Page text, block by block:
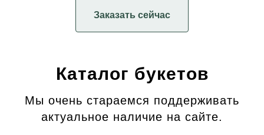
Заказать сейчас
Каталог букетов
Мы очень стараемся поддерживать
актуальное наличие на сайте.